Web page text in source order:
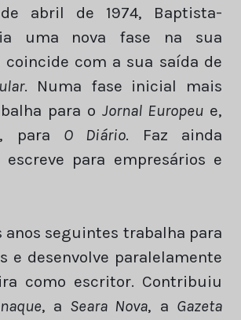
abril de 1974, Baptista-
uma nova fase na sua
com a sua saída de
. Numa fase inicial mais
para o Jornal Europeu e,
para O Diário. Faz ainda
para empresários e
anos seguintes trabalha para
e desenvolve paralelamente
como escritor. Contribuiu
, a Seara Nova, a Gazeta